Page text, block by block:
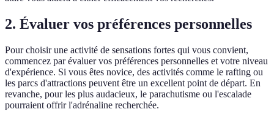
2. Évaluer vos préférences personnelles
Pour choisir une activité de sensations fortes qui vous convient,
commencez par évaluer vos préférences personnelles et votre niveau
d'expérience. Si vous êtes novice, des activités comme le rafting ou
les parcs d'attractions peuvent être un excellent point de départ. En
revanche, pour les plus audacieux, le parachutisme ou l'escalade
pourraient offrir l'adrénaline recherchée.